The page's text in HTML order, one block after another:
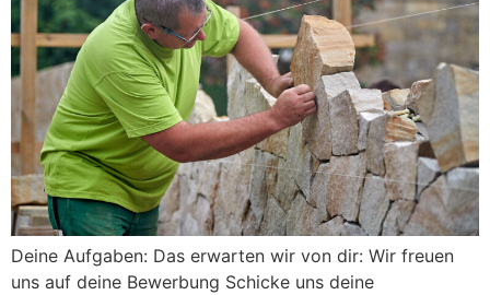
Deine Aufgaben: Das erwarten wir von dir: Wir freuen
uns auf deine Bewerbung Schicke uns deine